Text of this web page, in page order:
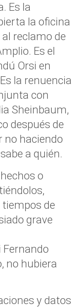
Es la
la oficina
reclamo de
Es el
Orsi en
la renuencia
con
Sheinbaum,
después de
no haciendo
a quién.
o
de
grave
no hubiera
y datos